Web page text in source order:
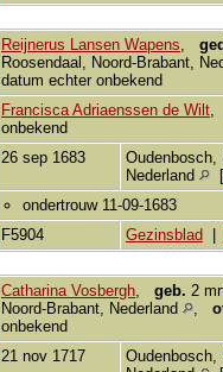
Reijnerus Lansen Wapens,
Roosendaal, Noord-Brabant,
datum echter onbekend
Francisca Adriaenssen de Wilt,
onbekend
26 sep 1683
Oudenbosch,
Nederland
[
ondertrouw 11-09-1683
F5904 Gezinsblad
Catharina Vosbergh, geb. 2
Noord-Brabant, Nederland
,
onbekend
21 nov 1717
Oudenbosch,